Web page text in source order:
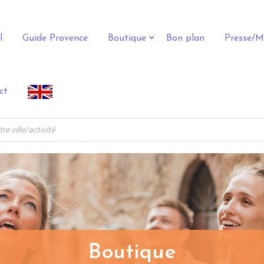
Guide Provence Boutique Bon plan Presse/
Boutique